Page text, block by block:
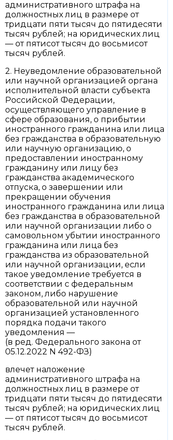
административного штрафа на
должностных лиц в размере от
тридцати пяти тысяч до пятидесяти
тысяч рублей; на юридических лиц
— от пятисот тысяч до восьмисот
тысяч рублей.
2. Неуведомление образовательной
или научной организацией органа
исполнительной власти субъекта
Российской Федерации,
осуществляющего управление в
сфере образования, о прибытии
иностранного гражданина или лица
без гражданства в образовательную
или научную организацию, о
предоставлении иностранному
гражданину или лицу без
гражданства академического
отпуска, о завершении или
прекращении обучения
иностранного гражданина или лица
без гражданства в образовательной
или научной организации либо о
самовольном убытии иностранного
гражданина или лица без
гражданства из образовательной
или научной организации, если
такое уведомление требуется в
соответствии с федеральным
законом, либо нарушение
образовательной или научной
организацией установленного
порядка подачи такого
уведомления —
(в ред. Федерального закона от
05.12.2022 N 492-ФЗ)
влечет наложение
административного штрафа на
должностных лиц в размере от
тридцати пяти тысяч до пятидесяти
тысяч рублей; на юридических лиц
— от пятисот тысяч до восьмисот
тысяч рублей.